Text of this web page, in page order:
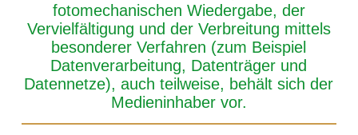
fotomechanischen Wiedergabe, der
Vervielfältigung und der Verbreitung mittels
besonderer Verfahren (zum Beispiel
Datenverarbeitung, Datenträger und
Datennetze), auch teilweise, behält sich der
Medieninhaber vor.